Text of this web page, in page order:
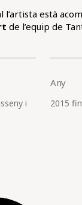
l’artista està
de l’equip de
i
Any
2015